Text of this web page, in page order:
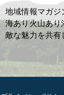
地域情報マガ
海あり火山あ
敵な魅力を共有